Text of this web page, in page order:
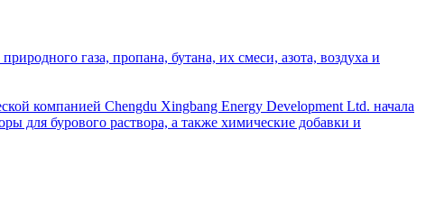
газа, пропана, бутана, их смеси, азота, воздуха и
компанией Chengdu Xingbang Energy Development Ltd. начала
для бурового раствора, а также химические добавки и